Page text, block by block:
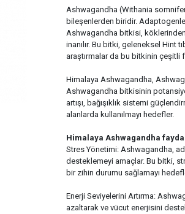
Ashwagandha (Withania
bileşenlerden biridir.
Ashwagandha bitkisi,
inanılır. Bu bitki, geleneksel Hint
araştırmalar da bu bitkinin
Himalaya Ashwagandha,
Ashwagandha bitkisinin
artışı, bağışıklık sistemi
alanlarda kullanılmayı hedefler.
Himalaya Ashwagandha
Stres Yönetimi: Ashwagandha,
desteklemeyi amaçlar. Bu bitki,
bir zihin durumu sağlamayı
Enerji Seviyelerini Artırma:
azaltarak ve vücut enerjisini